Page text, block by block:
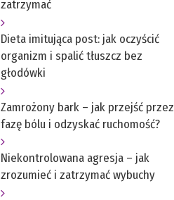
zatrzymać
Dieta imitująca post: jak oczyścić
organizm i spalić tłuszcz bez
głodówki
Zamrożony bark – jak przejść przez
fazę bólu i odzyskać ruchomość?
Niekontrolowana agresja – jak
zrozumieć i zatrzymać wybuchy